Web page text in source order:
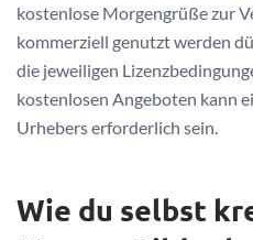
kostenlose Morgengrüße zur
kommerziell genutzt werden
die jeweiligen
kostenlosen Angeboten kann
Urhebers erforderlich sein.
Wie du selbst